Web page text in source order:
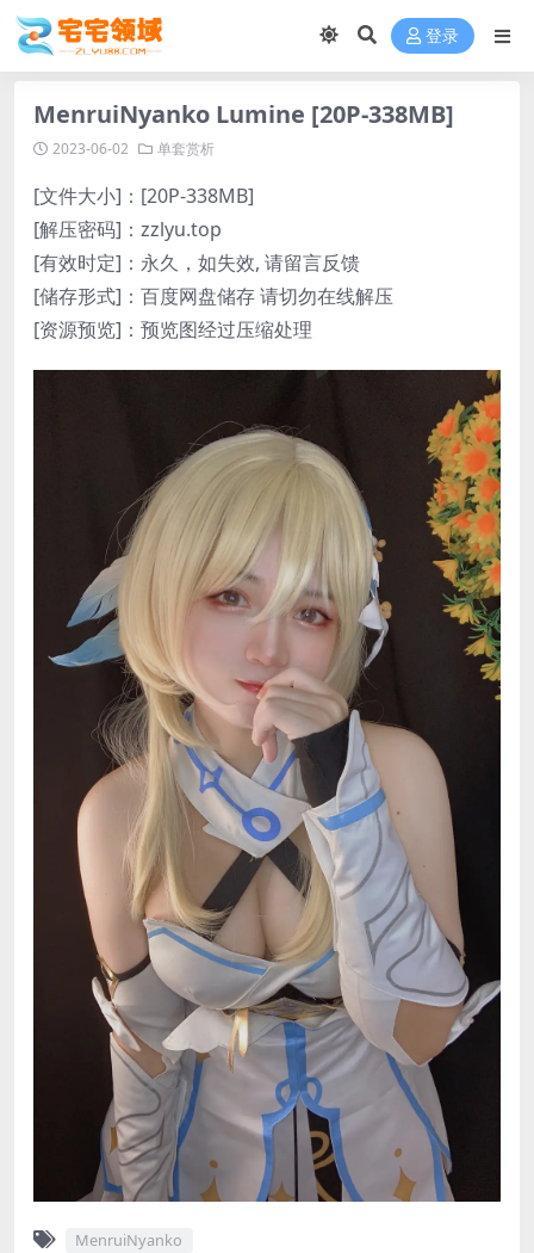
登录
MenruiNyanko Lumine [20P-338MB]
2023-06-02 单套赏析
[文件大小]：[20P-338MB]
[解压密码]：zzlyu.top
[有效时定]：永久，如失效, 请留言反馈
[储存形式]：百度网盘储存 请切勿在线解压
[资源预览]：预览图经过压缩处理
MenruiNyanko